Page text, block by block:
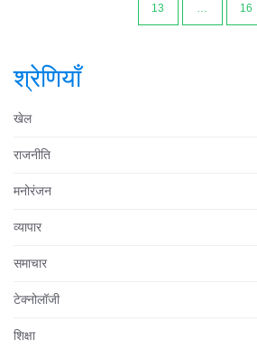
13 16
श्रेणियाँ
खेल
राजनीति
मनोरंजन
व्यापार
समाचार
टेक्नोलॉजी
शिक्षा